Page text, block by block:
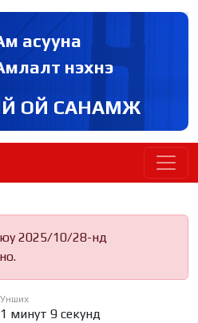
асууна
нэхнэ
ОЙ САНАМЖ
2025/10/28-нд
Унших
1 минут 9 секунд